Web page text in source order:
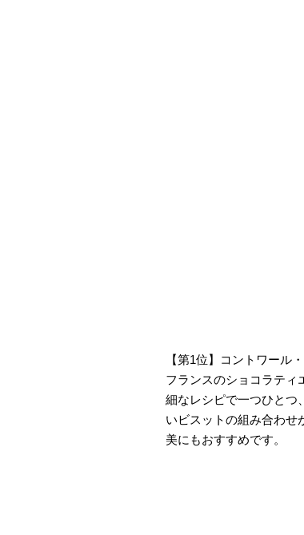
【第1位】コントワール
フランスのショコラティ
細なレシピで一つひとつ
いビスットの組み合わせ
美にもおすすめです。